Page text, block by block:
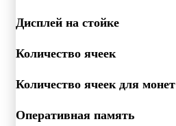
Дисплей на стойке
Количество ячеек
Количество ячеек для монет
Оперативная память